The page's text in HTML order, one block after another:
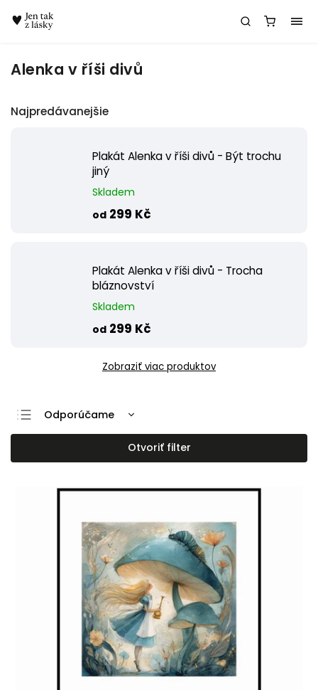
Alenka v říši divů
Najpredávanejšie
Plakát Alenka v říši divů - Být trochu
jiný
Skladem
od 299 Kč
Plakát Alenka v říši divů - Trocha
bláznovství
Skladem
od 299 Kč
Zobraziť viac produktov
Odporúčame
Najlacnejšie
Najdrahšie
Otvoriť filter